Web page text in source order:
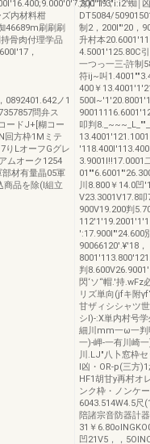
，
内材料柑
46689m刷刷刷
骨肉付理学品
，
0892401.642ノ1
問弁ス
ードJ+[糊コー
回方枠1Mミテ
りLオーフGグレ
ムオーク1254
材有量晶05軍
商品を除(l組立
方)1'1'3"i:i2'蜘￨
DT5084/
制2，200I"'20，
升村本
4.5001'125.80C
一つっ一三-許制
符ij~叫
400￥
叩判
3.9001l!!17.0001
川8.800￥14.0凹
V23.3001V17.8
900V19.200判
':17.900I"'24.600
90066120'.¥'18，
判
閃‘ソ“帽.'持.wFz
リズ単向(jfキ附
甘ザィシシャツ
シI)-:X単内村号
細川mm一ω一判
一)-岬-一有川崎
川.LJ"八卜窓枠
I凶・OR-p(三方
HF1胡甘y再村オ
ンク枠・ノンケ
6043.514W4.5尺
陪諸宗音防器計
31￥
凹21V5，，